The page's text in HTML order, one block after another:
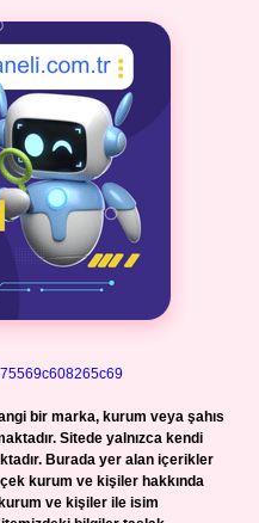
bir marka, kurum veya şahıs
Sitede yalnızca kendi
Burada yer alan içerikler
kurum ve kişiler hakkında
ve kişiler ile isim